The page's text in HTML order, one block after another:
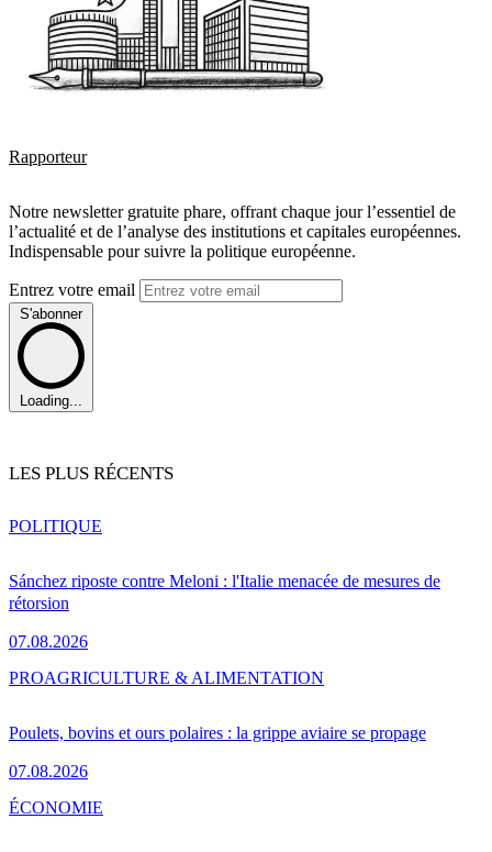
Rapporteur
Notre newsletter gratuite phare, offrant chaque jour l’essentiel de
l’actualité et de l’analyse des institutions et capitales européennes.
Indispensable pour suivre la politique européenne.
Entrez votre email
S'abonner
Loading...
LES PLUS RÉCENTS
Sánchez riposte contre Meloni : l'Italie menacée de mesures de
rétorsion
07.08.2026
POLITIQUE
Poulets, bovins et ours polaires : la grippe aviaire se propage
07.08.2026
PROAGRICULTURE & ALIMENTATION
ÉCONOMIE